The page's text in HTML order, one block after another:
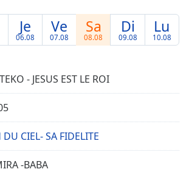
Je
06.08
Ve
07.08
Sa
08.08
Di
09.08
Lu
10.08
- JESUS EST LE ROI
DU CIEL- SA FIDELITE
-BABA